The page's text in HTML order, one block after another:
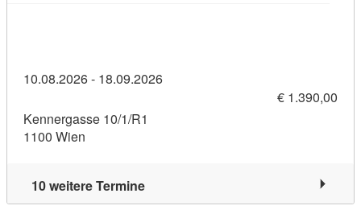
10.08.2026 - 18.09.2026
€ 1.390,00
Kennergasse 10/1/R1
1100 Wien
10 weitere Termine